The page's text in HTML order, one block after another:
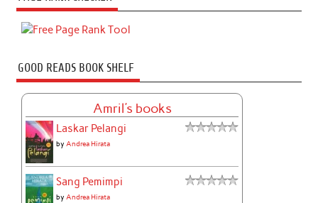
GOOD READS BOOK SHELF
Amril's books
Laskar Pelangi
byAndrea Hirata
Sang Pemimpi
byAndrea Hirata